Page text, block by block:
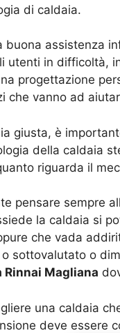
di caldaia.
buona assistenza
utenti in difficoltà,
progettazione
che vanno ad
giusta, è
della caldaia
riguarda il
pensare sempre
la caldaia si
che vada
sottovalutato o
Magliana
una caldaia
deve essere